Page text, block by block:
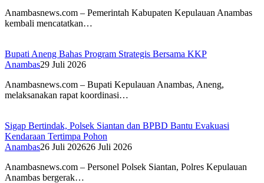
Anambasnews.com – Pemerintah Kabupaten Kepulauan Anambas
kembali mencatatkan…
Bupati Aneng Bahas Program Strategis Bersama KKP
Anambas29 Juli 2026
Anambasnews.com – Bupati Kepulauan Anambas, Aneng,
melaksanakan rapat koordinasi…
Sigap Bertindak, Polsek Siantan dan BPBD Bantu Evakuasi
Kendaraan Tertimpa Pohon
Anambas26 Juli 202626 Juli 2026
Anambasnews.com – Personel Polsek Siantan, Polres Kepulauan
Anambas bergerak…